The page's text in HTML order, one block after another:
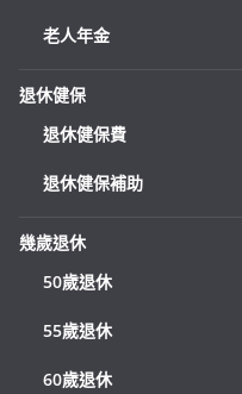
老人年金
退休健保
退休健保費
退休健保補助
幾歲退休
50歲退休
55歲退休
60歲退休